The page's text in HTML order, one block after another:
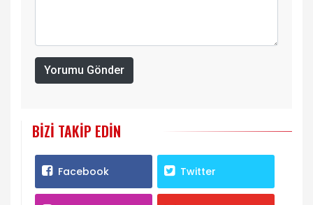
Yorumu Gönder
BIZI TAKIP EDIN
Facebook Twitter